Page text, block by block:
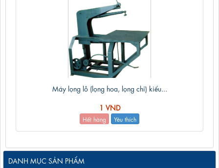
Máy lọng lỗ (lọng hoa, lọng chỉ) kiểu...
1 VND
Hết hàng Yêu thích
DANH MỤC SẢN PHẨM